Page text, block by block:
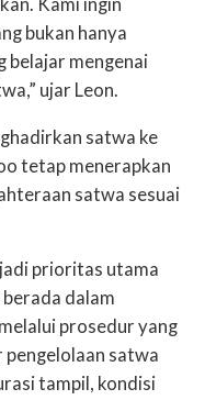
bukan hanya
belajar mengenai
ujar Leon.
satwa ke
tetap menerapkan
satwa sesuai
prioritas utama
dalam
prosedur yang
satwa
tampil, kondisi